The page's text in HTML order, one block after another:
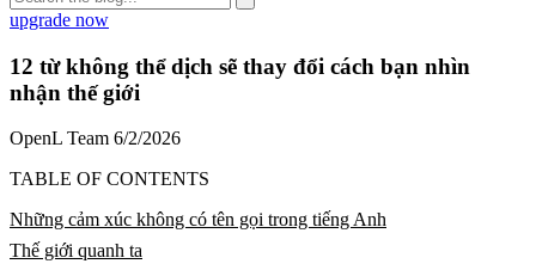
upgrade now
12 từ không thể dịch sẽ thay đổi cách bạn nhìn
nhận thế giới
OpenL Team 6/2/2026
TABLE OF CONTENTS
Những cảm xúc không có tên gọi trong tiếng Anh
Thế giới quanh ta